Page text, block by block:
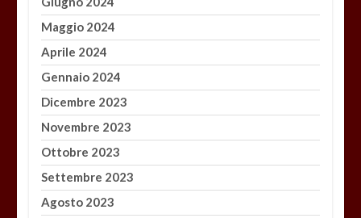
Maggio 2024
Aprile 2024
Gennaio 2024
Dicembre 2023
Novembre 2023
Ottobre 2023
Settembre 2023
Agosto 2023